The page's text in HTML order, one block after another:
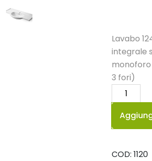
Lavabo
integrale
3 fori)
Lavabo
124
Combi
quantità
COD: 1120